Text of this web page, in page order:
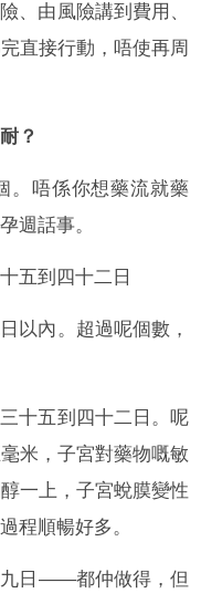
、由風險講到費用、
直接行動，唔使再周
？
。唔係你想藥流就藥
週話事。
五到四十二日
以內。超過呢個數，
十五到四十二日。呢
米，子宮對藥物嘅敏
一上，子宮蛻膜變性
程順暢好多。
九日——都仲做得，但